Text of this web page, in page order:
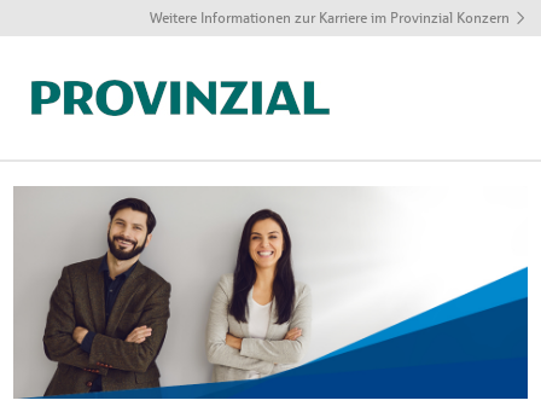
Weitere Informationen zur Karriere im Provinzial Konzern